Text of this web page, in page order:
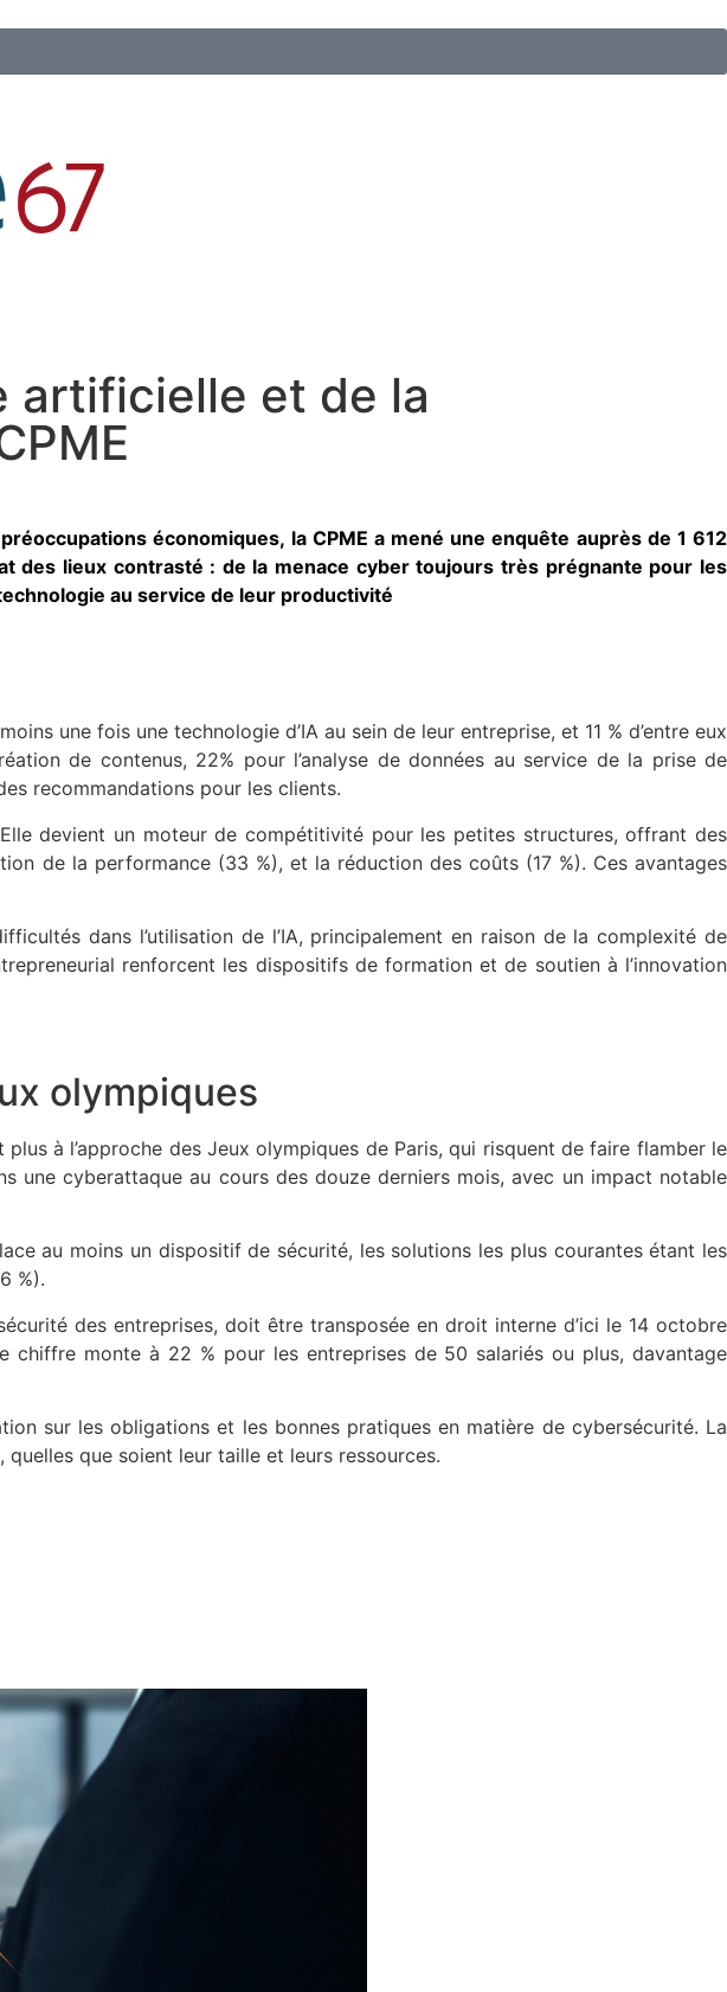
artificielle et de la
économiques, la CPME a mené une enquête auprès de 1 612
des lieux contrasté : de la menace cyber toujours très prégnante pour les
au service de leur productivité
une fois une technologie d’IA au sein de leur entreprise, et 11 % d’entre eux
de contenus, 22% pour l’analyse de données au service de la prise de
recommandations pour les clients.
devient un moteur de compétitivité pour les petites structures, offrant des
de la performance (33 %), et la réduction des coûts (17 %). Ces avantages
dans l’utilisation de l’IA, principalement en raison de la complexité de
renforcent les dispositifs de formation et de soutien à l’innovation
olympiques
à l’approche des Jeux olympiques de Paris, qui risquent de faire flamber le
cyberattaque au cours des douze derniers mois, avec un impact notable
au moins un dispositif de sécurité, les solutions les plus courantes étant les
%).
des entreprises, doit être transposée en droit interne d’ici le 14 octobre
monte à 22 % pour les entreprises de 50 salariés ou plus, davantage
sur les obligations et les bonnes pratiques en matière de cybersécurité. La
que soient leur taille et leurs ressources.